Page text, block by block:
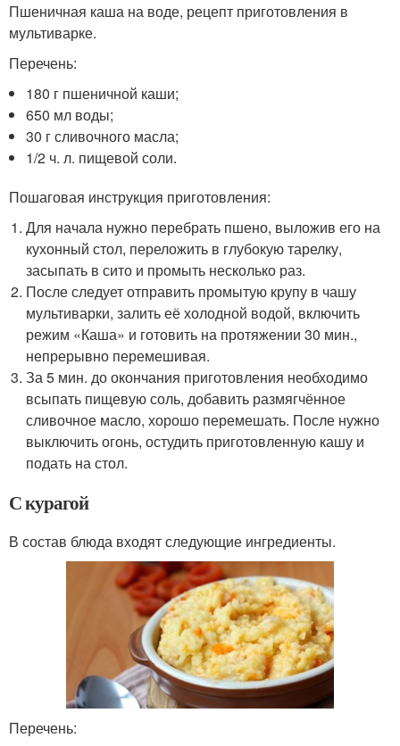
Пшеничная каша на воде, рецепт приготовления в
мультиварке.
Перечень:
180 г пшеничной каши;
650 мл воды;
30 г сливочного масла;
1/2 ч. л. пищевой соли.
Пошаговая инструкция приготовления:
Для начала нужно перебрать пшено, выложив его на
кухонный стол, переложить в глубокую тарелку,
засыпать в сито и промыть несколько раз.
После следует отправить промытую крупу в чашу
мультиварки, залить её холодной водой, включить
режим «Каша» и готовить на протяжении 30 мин.,
непрерывно перемешивая.
За 5 мин. до окончания приготовления необходимо
всыпать пищевую соль, добавить размягчённое
сливочное масло, хорошо перемешать. После нужно
выключить огонь, остудить приготовленную кашу и
подать на стол.
С курагой
В состав блюда входят следующие ингредиенты.
Перечень: